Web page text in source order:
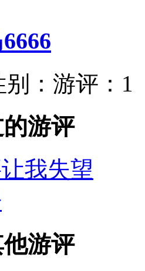
： 游评： 1
游评
我失望
游评